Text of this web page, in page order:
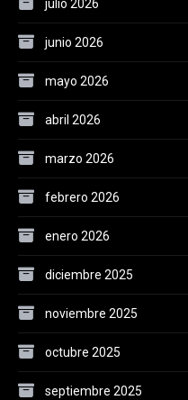
julio 2026
junio 2026
mayo 2026
abril 2026
marzo 2026
febrero 2026
enero 2026
diciembre 2025
noviembre 2025
octubre 2025
septiembre 2025